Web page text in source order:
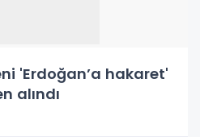
'Erdoğan’a hakaret'
alındı